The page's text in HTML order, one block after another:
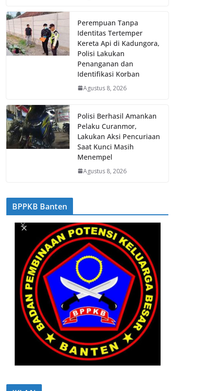
Perempuan Tanpa
Identitas Tertemper
Kereta Api di Kadungora,
Polisi Lakukan
Penanganan dan
Identifikasi Korban
Agustus 8, 2026
Polisi Berhasil Amankan
Pelaku Curanmor,
Lakukan Aksi Pencuriaan
Saat Kunci Masih
Menempel
Agustus 8, 2026
BPPKB Banten